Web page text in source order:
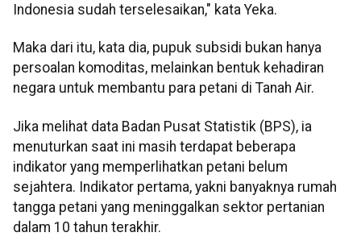
Indonesia sudah terselesaikan," kata Yeka.
Maka dari itu, kata dia, pupuk subsidi bukan hanya
persoalan komoditas, melainkan bentuk kehadiran
negara untuk membantu para petani di Tanah Air.
Jika melihat data Badan Pusat Statistik (BPS), ia
menuturkan saat ini masih terdapat beberapa
indikator yang memperlihatkan petani belum
sejahtera. Indikator pertama, yakni banyaknya rumah
tangga petani yang meninggalkan sektor pertanian
dalam 10 tahun terakhir.